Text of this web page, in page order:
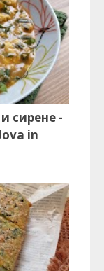
сирене -
in